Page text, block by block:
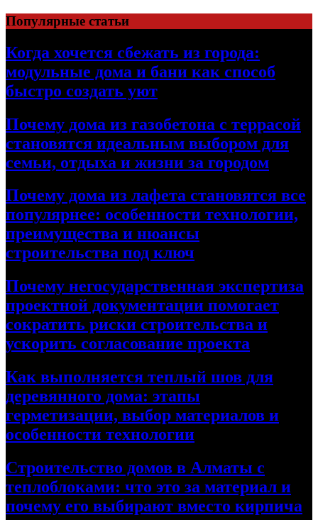
Перейти
к
содержимому
Популярные статьи
Когда хочется сбежать из города:
модульные дома и бани как способ
быстро создать уют
Почему дома из газобетона с террасой
становятся идеальным выбором для
семьи, отдыха и жизни за городом
Почему дома из лафета становятся все
популярнее: особенности технологии,
преимущества и нюансы
строительства под ключ
Почему негосударственная экспертиза
проектной документации помогает
сократить риски строительства и
ускорить согласование проекта
Как выполняется теплый шов для
деревянного дома: этапы
герметизации, выбор материалов и
особенности технологии
Строительство домов в Алматы с
теплоблоками: что это за материал и
почему его выбирают вместо кирпича